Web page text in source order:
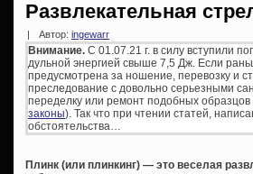
Развлекательная
Автор: ingewarr
Внимание. С 01.07.21 г. в силу вступили
дульной энергией свыше 7,5 Дж. Если
предусмотрена за ношение, перевозку и
преследование с довольно серьезными
переделку или ремонт подобных образцов
законы). Так что при чтении статей,
обстоятельства…
Плинк (или плинкинг) — это веселая